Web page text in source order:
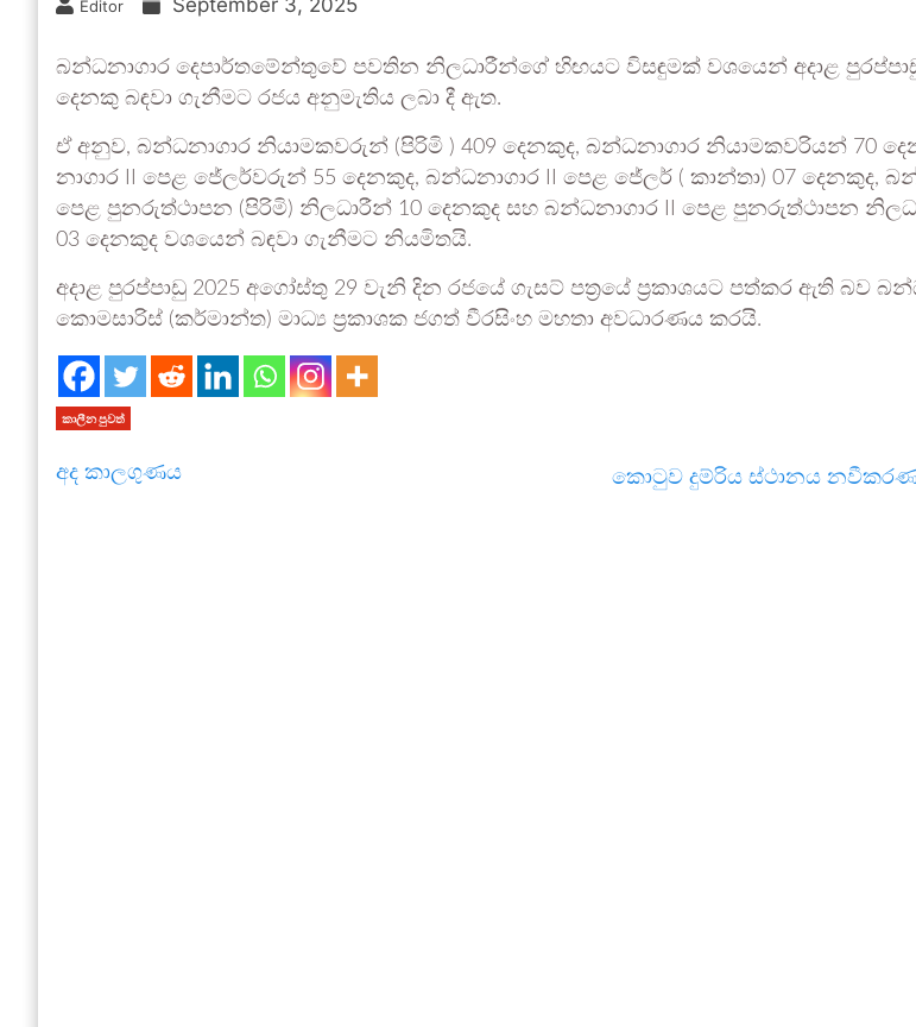
Editor September 3, 2025
බන්ධ­නා­ගාර දෙපා­ර්ත­මේ­න්තුවේ පව­තින නිල­ධා­රීන්ගේ හිඟ­යට විස­ඳු­මක් වශ­යෙන් අදාළ පුර­ප්පාඩු
දෙනකු බඳවා ගැනී­මට රජය අනු­මැ­තිය ලබා දී ඇත.
ඒ අනුව, බන්ධ­නා­ගාර නියා­ම­ක­ව­රුන් (පිරිමි ) 409 දෙන­කුද, බන්ධ­නා­ගාර නියා­ම­ක­ව­රි­යන් 70
නා­ගාර II පෙළ ජේල­ර්ව­රුන් 55 දෙන­කුද, බන්ධ­නා­ගාර II පෙළ ජේලර් ( කාන්තා) 07 දෙන­කුද,
පෙළ පුන­රු­ත්ථා­පන (පිරිමි) නිල­ධා­රීන් 10 දෙන­කුද සහ බන්ධ­නා­ගාර II පෙළ පුන­රු­ත්ථා­පන
03 දෙන­කුද වශ­යෙන් බඳවා ගැනී­මට නිය­මි­තයි.
අදාළ පුර­ප්පාඩු 2025 අගෝස්තු 29 වැනි දින රජයේ ගැසට් පත්‍රයේ ප්‍රකා­ශ­යට පත්කර ඇති බව
කොම­සා­රිස් (කර්මාන්ත) මාධ්‍ය ප්‍රකා­ශක ජගත් වීර­සිංහ මහතා අව­ධා­ර­ණය කරයි.
කාලීන පුවත්
අද කාලගුණය
කොටුව දුම්රිය ස්ථානය